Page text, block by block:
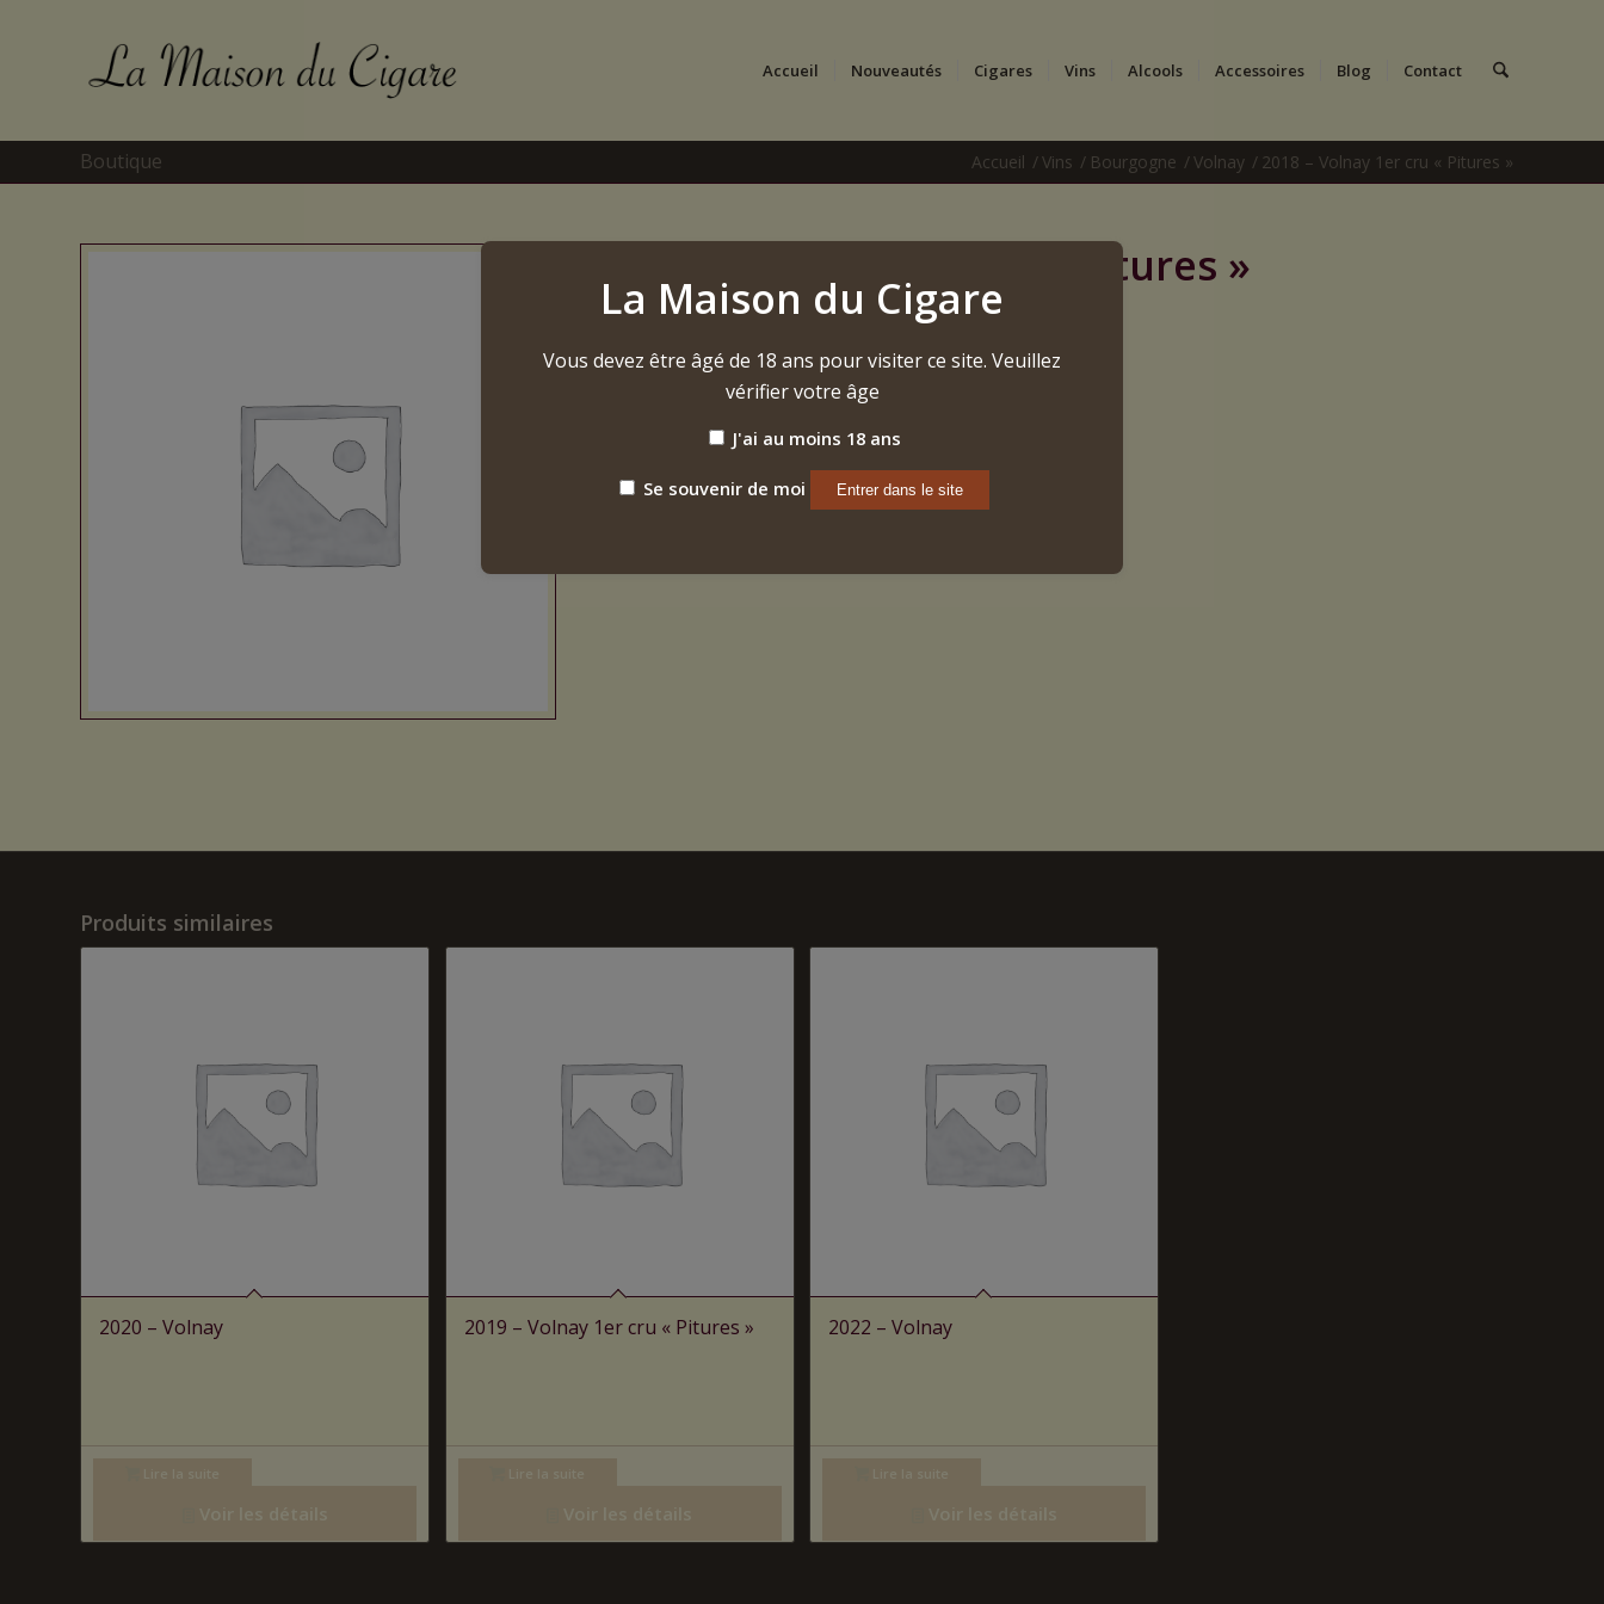
Accueil Nouveautés Cigares Vins Alcools Accessoires Blog Contact
Boutique Accueil /Vins / Bourgogne /Volnay / 2018 – Volnay 1er cru « Pitures »
2018 – Volnay 1er cru « Pitures »
Rouge – Domaine Bitouzet-Prieur
Volnay 1er cru "Pitures" 2018 Bitouzet-Prieur
Produits similaires
2020 – Volnay 2019 – Volnay 1er cru « Pitures » 2022 – Volnay
La Maison du Cigare
Vous devez être âgé de 18 ans pour visiter ce site. Veuillez
vérifier votre âge
J'ai au moins 18 ans
Se souvenir de moi